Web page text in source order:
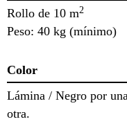
Rollo de 10 m2
Peso: 40 kg (mínimo)
Color
Lámina / Negro por
otra.